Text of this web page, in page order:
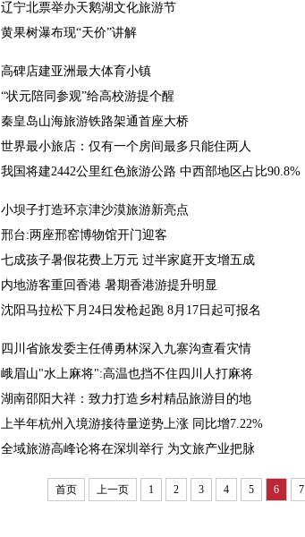
辽宁北票举办天鹅湖文化旅游节
黄果树瀑布现“天价”讲解
高碑店建亚洲最大体育小镇
“状元陪同参观”给高校游提个醒
秦皇岛山海旅游铁路架通首座大桥
世界最小旅店：仅有一个房间最多只能住两人
我国将建2442公里红色旅游公路 中西部地区占比90.8%
小坝子打造环京津沙漠旅游新亮点
邢台:两座邢窑博物馆开门迎客
七成孩子暑假花费上万元 过半家庭开支增五成
内地游客重回香港 暑期香港游提升明显
沈阳马拉松下月24日发枪起跑 8月17日起可报名
四川省旅发委主任傅勇林深入九寨沟查看灾情
峨眉山"水上麻将":高温也挡不住四川人打麻将
湖南邵阳大祥：致力打造乡村精品旅游目的地
上半年杭州入境游接待量逆势上涨 同比增7.22%
全域旅游高峰论将在深圳举行 为文旅产业把脉
首页 上一页 1 2 3 4 5 6 7